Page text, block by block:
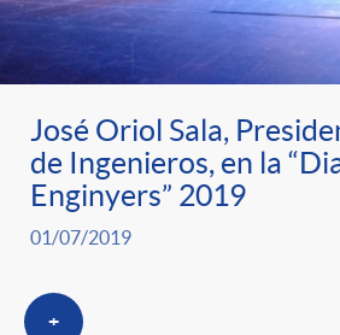
José Oriol Sala,
de Ingenieros, en la
Enginyers” 2019
01/07/2019
+